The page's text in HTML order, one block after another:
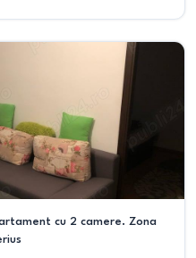
cu 2 camere. Zona